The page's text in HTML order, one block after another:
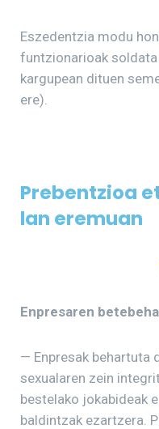
Eszedentzia modu
funtzionarioak
kargupean dituen
ere).
Prebentzioa
lan eremuan
Enpresaren
— Enpresak behartuta
sexualaren zein
bestelako jokabideak
baldintzak ezartzera.